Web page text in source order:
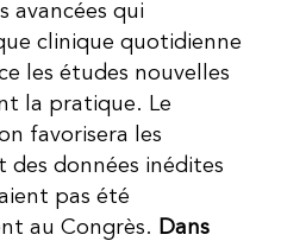
avancées qui
clinique quotidienne
les études nouvelles
la pratique. Le
favorisera les
des données inédites
pas été
au Congrès. Dans